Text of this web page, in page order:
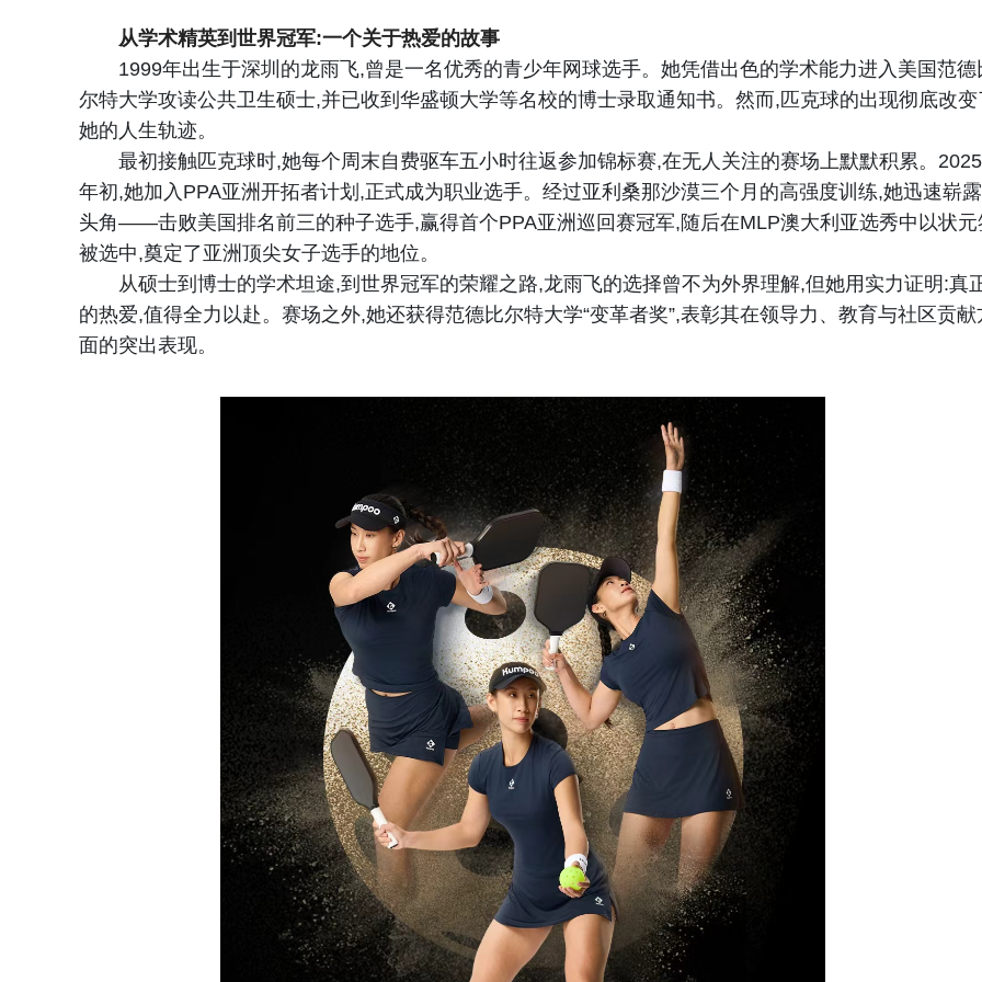
从学术精英到世界冠军:一个关于热爱的故事
1999年出生于深圳的龙雨飞,曾是一名优秀的青少年网球选手。她凭借出色的学术能力进入美国范德
尔特大学攻读公共卫生硕士,并已收到华盛顿大学等名校的博士录取通知书。然而,匹克球的出现彻底改变
她的人生轨迹。
最初接触匹克球时,她每个周末自费驱车五小时往返参加锦标赛,在无人关注的赛场上默默积累。2025
年初,她加入PPA亚洲开拓者计划,正式成为职业选手。经过亚利桑那沙漠三个月的高强度训练,她迅速崭露
头角——击败美国排名前三的种子选手,赢得首个PPA亚洲巡回赛冠军,随后在MLP澳大利亚选秀中以状元
被选中,奠定了亚洲顶尖女子选手的地位。
从硕士到博士的学术坦途,到世界冠军的荣耀之路,龙雨飞的选择曾不为外界理解,但她用实力证明:真
的热爱,值得全力以赴。赛场之外,她还获得范德比尔特大学“变革者奖”,表彰其在领导力、教育与社区贡献
面的突出表现。